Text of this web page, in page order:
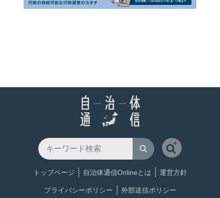
トップページ 自治体通信Onlineとは 運営方針
プライバシーポリシー 外部送信ポリシー